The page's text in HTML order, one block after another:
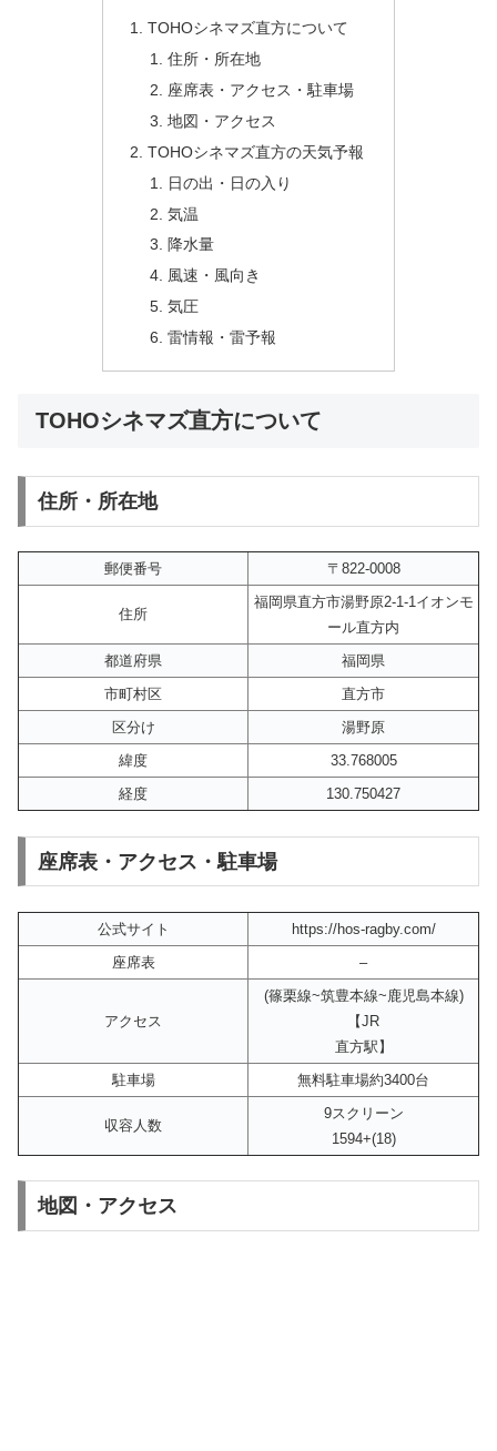
TOHOシネマズ直方について
住所・所在地
座席表・アクセス・駐車場
地図・アクセス
TOHOシネマズ直方の天気予報
日の出・日の入り
気温
降水量
風速・風向き
気圧
雷情報・雷予報
TOHOシネマズ直方について
住所・所在地
郵便番号 〒822-0008
住所
福岡県直方市湯野原2-1-1イオンモ
ール直方内
都道府県
福岡県
市町村区
直方市
区分け
湯野原
緯度
33.768005
経度
130.750427
座席表・アクセス・駐車場
公式サイト
https://hos-ragby.com/
座席表
–
アクセス
(篠栗線~筑豊本線~鹿児島本線)
【JR
直方駅】
駐車場
無料駐車場約3400台
収容人数
9スクリーン
1594+(18)
地図・アクセス